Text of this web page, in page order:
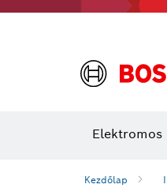
Elektromos
Kezdőlap